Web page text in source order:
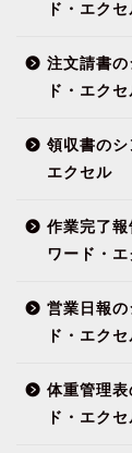
ド・エク
注文請書
ド・エク
領収書の
エクセル
作業完了
ワード・
営業日報
ド・エク
体重管理
ド・エク